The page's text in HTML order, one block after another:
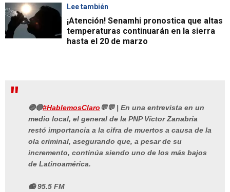
Lee también
¡Atención! Senamhi pronostica que altas
temperaturas continuarán en la sierra
hasta el 20 de marzo
🔴🔵#HablemosClaro💬💬 | En una entrevista en un
medio local, el general de la PNP Víctor Zanabria
restó importancia a la cifra de muertos a causa de la
ola criminal, asegurando que, a pesar de su
incremento, continúa siendo uno de los más bajos
de Latinoamérica.
📻 95.5 FM